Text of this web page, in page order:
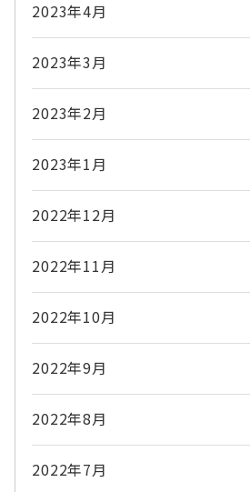
2023年4月
2023年3月
2023年2月
2023年1月
2022年12月
2022年11月
2022年10月
2022年9月
2022年8月
2022年7月